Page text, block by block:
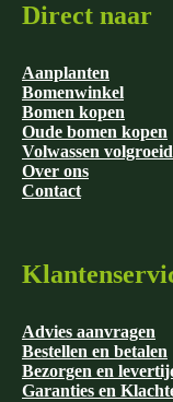
Direct naar
Aanplanten
Bomenwinkel
Bomen kopen
Oude bomen kopen
Volwassen
Over ons
Contact
Advies aanvragen
Bestellen en betalen
Bezorgen en
Garanties en